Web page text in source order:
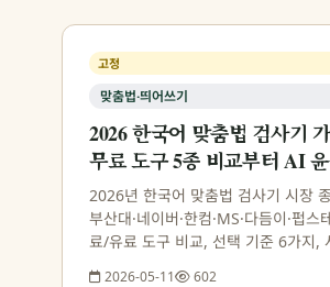
고정
맞춤법·띄어쓰기
2026 한국어 맞춤법 검사기
무료 도구 5종 비교부터 AI
2026년 한국어 맞춤법 검사기 시장
부산대·네이버·한컴·MS·다듬이·펍스
료/유료 도구 비교, 선택 기준 6가지,
리오별 추천, AI 도입 FAQ 8개.
2026-05-11 602